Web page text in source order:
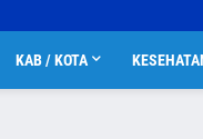
KAB / KOTA